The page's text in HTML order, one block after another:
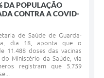
DA POPULAÇÃO
CONTRA A COVID-
de Saúde de Guarda-
dia 18, aponta que o
11.488 doses das vacinas
Ministério da Saúde, via
registram que 5.759